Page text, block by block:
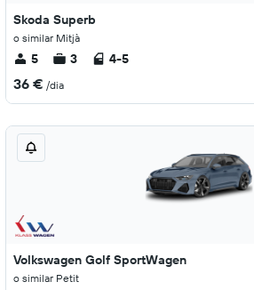
Skoda Superb
o similar Mitjà
5 3 4-5
36 € /dia
Volkswagen Golf SportWagen
o similar Petit